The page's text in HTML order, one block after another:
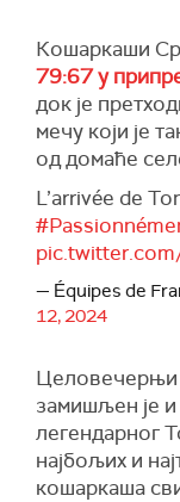
Кошаркаши
79:67 у
док је
мечу који је
од домаће
L’arrivée de
— Équipes de
12, 2024
Целовечерњи
замишљен је
легендарног
најбољих и
кошаркаша